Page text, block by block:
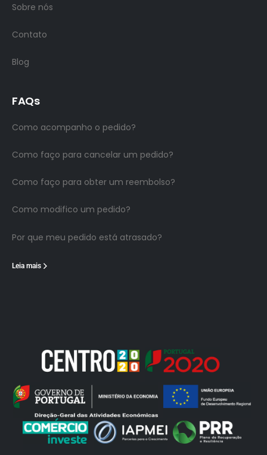
Sobre nós
Contato
Blog
FAQs
Como acompanho o pedido?
Como faço para cancelar um pedido?
Como faço para obter um reembolso?
Como modifico um pedido?
Por que meu pedido está atrasado?
Leia mais